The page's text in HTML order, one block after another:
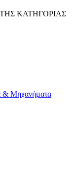
ΚΑΤΗΓΟΡΙΑΣ
& Μηχανήματα